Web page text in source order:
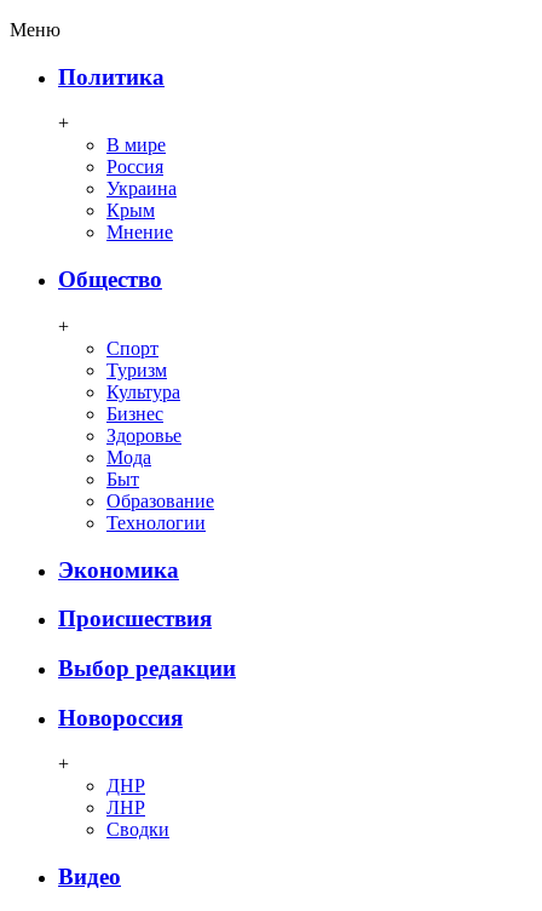
Меню
Политика
+
В мире
Россия
Украина
Крым
Мнение
Общество
+
Спорт
Туризм
Культура
Бизнес
Здоровье
Мода
Быт
Образование
Технологии
Экономика
Происшествия
Выбор редакции
Новороссия
+
ДНР
ЛНР
Сводки
Видео